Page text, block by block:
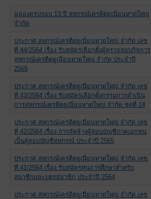
ฉลองครบรอบ 13 ปี สหกรณ์เครดิตยูเนี่ยนหาดใหญ่
จำกัด
ประกาศ สหกรณ์เครดิตยูเนี่ยนหาดใหญ่ จำกัด เลข
ที่ 44/2564 เรื่อง รับสมัครเลือกตั้งผู้ตรวจสอบกิจการ
สหกรณ์เครดิตยูเนี่ยนหาดใหญ่ จำกัด ประจำปี
2565
ประกาศ สหกรณ์เครดิตยูเนี่ยนหาดใหญ่ จำกัด เลข
ที่ 43/2564 เรื่อง รับสมัครเลือกตั้งกรรมการดำเนิน
การสหกรณ์เครดิตยูเนี่ยนหาดใหญ่ จำกัด ชุดที่ 14
ประกาศ สหกรณ์เครดิตยูเนี่ยนหาดใหญ่ จำกัด เลข
ที่ 42/2564 เรื่อง การจัดจ้างผู้สอบบัญชีภาคเอกชน
เป็นผู้สอบบัญชีสหกรณ์ ประจำปี 2565
ประกาศ สหกรณ์เครดิตยูเนี่ยนหาดใหญ่ จำกัด เลข
ที่ 41/2564 เรื่อง รับสมัครทุนการศึกษาสำหรับ
สมาชิกและบุตรสมาชิก ประจำปี 2564
ประกาศ สหกรณ์เครดิตยูเนี่ยนหาดใหญ่ จำกัด เลข